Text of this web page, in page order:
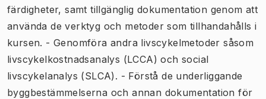
färdigheter, samt tillgänglig dokumentation genom att
använda de verktyg och metoder som tillhandahålls i
kursen. - Genomföra andra livscykelmetoder såsom
livscykelkostnadsanalys (LCCA) och social
livscykelanalys (SLCA). - Förstå de underliggande
byggbestämmelserna och annan dokumentation för